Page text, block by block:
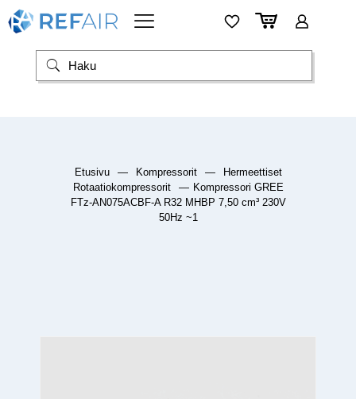
Etusivu — Kompressorit —
Hermeettiset
Rotaatiokompressorit
— Kompressori GREE
FTz-AN075ACBF-A R32 MHBP 7,50 cm³ 230V
50Hz ~1